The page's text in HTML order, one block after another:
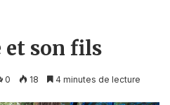
et son fils
0 18 4 minutes de lecture